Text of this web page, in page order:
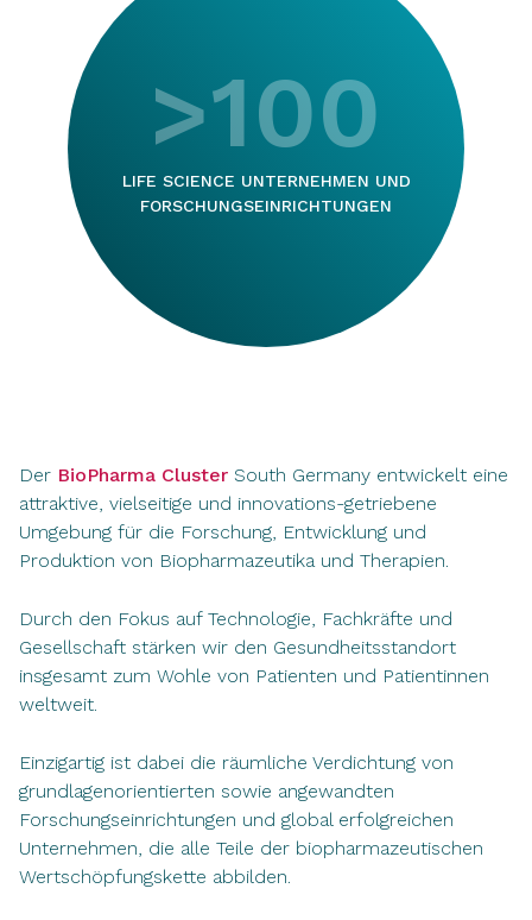
>100
LIFE SCIENCE UNTERNEHMEN UND
FORSCHUNGSEINRICHTUNGEN
Der BioPharma Cluster South Germany entwickelt eine
attraktive, vielseitige und innovations-getriebene
Umgebung für die Forschung, Entwicklung und
Produktion von Biopharmazeutika und Therapien.
Durch den Fokus auf Technologie, Fachkräfte und
Gesellschaft stärken wir den Gesundheitsstandort
insgesamt zum Wohle von Patienten und Patientinnen
weltweit.
Einzigartig ist dabei die räumliche Verdichtung von
grundlagenorientierten sowie angewandten
Forschungseinrichtungen und global erfolgreichen
Unternehmen, die alle Teile der biopharmazeutischen
Wertschöpfungskette abbilden.